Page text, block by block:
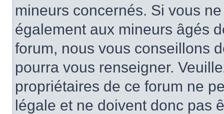
mineurs concernés. Si vous
également aux mineurs âgés
forum, nous vous conseillons
pourra vous renseigner.
propriétaires de ce forum ne
légale et ne doivent donc pas